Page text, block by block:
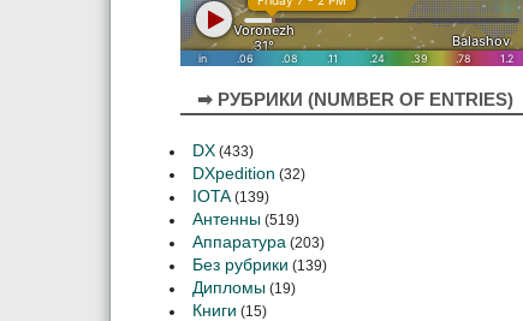
➡ РУБРИКИ (NUMBER OF ENTRIES)
DX (433)
DXpedition (32)
IOTA (139)
Антенны (519)
Аппаратура (203)
Без рубрики (139)
Дипломы (19)
Книги (15)